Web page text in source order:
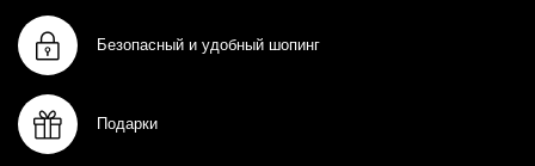
Безопасный и удобный шопинг
Подарки